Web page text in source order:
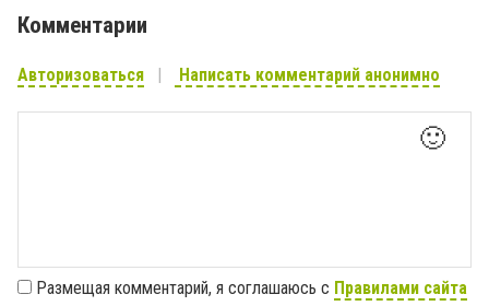
Комментарии
Авторизоваться Написать комментарий анонимно
🙂
Размещая комментарий, я соглашаюсь с Правилами сайта